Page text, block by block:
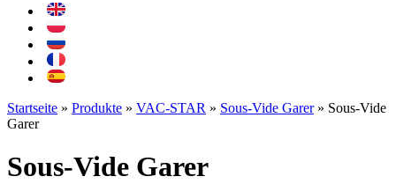
Startseite » Produkte » VAC-STAR » Sous-Vide Garer» Sous-Vide
Garer
Sous-Vide Garer